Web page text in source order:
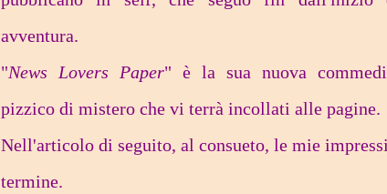
avventura.
"News Lovers Paper" è la sua nuova
pizzico di mistero che vi terrà incollati alle pagine.
Nell'articolo di seguito, al consueto, le mie
termine.